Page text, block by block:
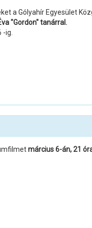
a Gólyahír Egyesület
"Gordon" tanárral.
ig.
március 6-án, 21